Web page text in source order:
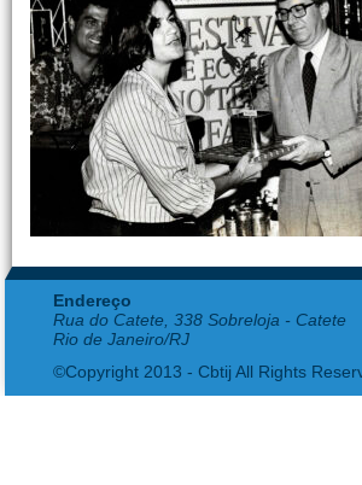
Endereço
Rua do Catete, 338 Sobreloja - Catete
Rio de Janeiro/RJ
©Copyright 2013 - Cbtij All Rights